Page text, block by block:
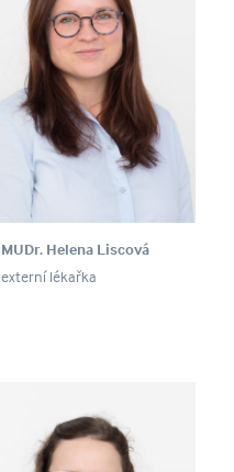
MUDr. Helena Liscová
externí lékařka